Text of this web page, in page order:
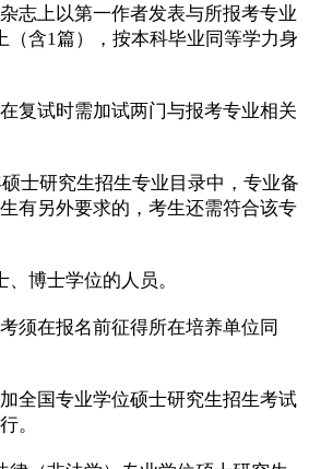
志上以第一作者发表与所报考专业
（含1篇），按本科毕业同等学力身
试时需加试两门与报考专业相关
研究生招生专业目录中，专业备
有另外要求的，考生还需符合该专
博士学位的人员。
在报名前征得所在培养单位同
国专业学位硕士研究生招生考试
。